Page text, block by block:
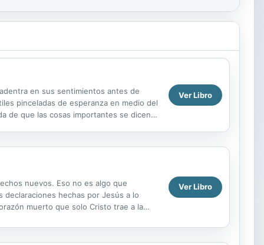
en sus sentimientos antes de
pinceladas de esperanza en medio del
de que las cosas importantes se dicen
Ver Libro
nuevos. Eso no es algo que
hechas por Jesús a lo
muerto que solo Cristo trae a la
Ver Libro